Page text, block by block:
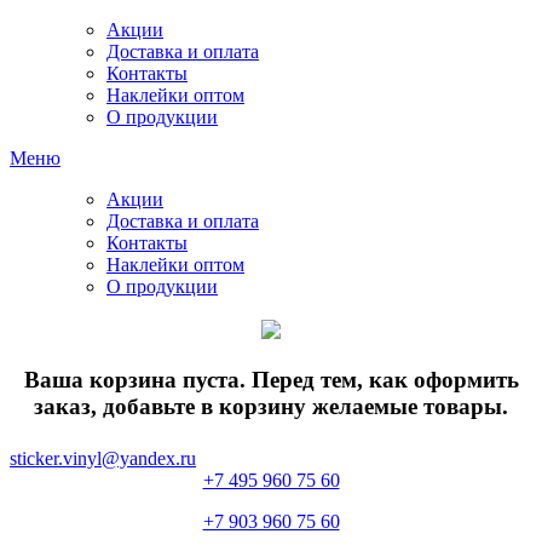
Акции
Доставка и оплата
Контакты
Наклейки оптом
О продукции
Меню
Акции
Доставка и оплата
Контакты
Наклейки оптом
О продукции
Ваша корзина пуста. Перед тем, как оформить
заказ, добавьте в корзину желаемые товары.
sticker.vinyl@yandex.ru
+7 495 960 75 60
+7 903 960 75 60